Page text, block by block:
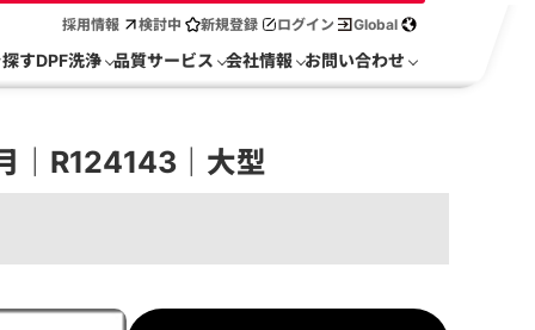
採用情報 検討中 新規登録 ログイン Global
すDPF洗浄 品質サービス 会社情報 お問い合わせ
｜R124143｜大型